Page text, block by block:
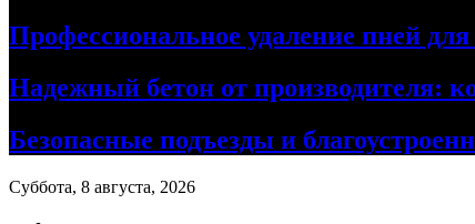
Профессиональное удаление пней
Надежный бетон от производителя:
Безопасные подъезды и
Суббота, 8 августа, 2026